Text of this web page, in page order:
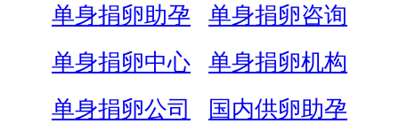
单身捐卵助孕
单身捐卵咨询
单身捐卵中心
单身捐卵机构
单身捐卵公司
国内供卵助孕